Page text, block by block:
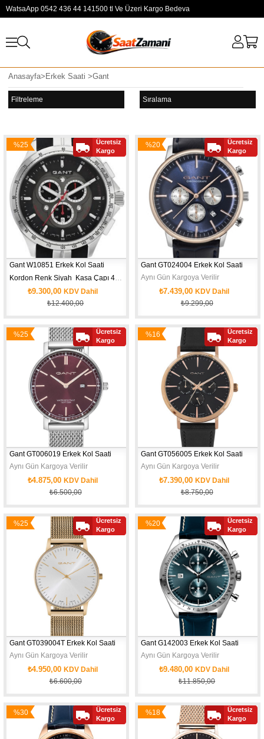
WatsaApp 0542 436 44 141500 tl Ve Üzeri Kargo Bedeva
Anasayfa> Erkek Saati >Gant
Filtreleme Sıralama
Gant W10851 Erkek Kol Saati
Kordon Renk Siyah Kasa Çapı 42 mm Su Geçirmezlik  100 mt
₺9.300,00 KDV Dahil
₺12.400,00
%25
İndirim
Ücretsiz
Kargo
Gant GT024004 Erkek Kol Saati
Aynı Gün Kargoya Verilir
₺7.439,00 KDV Dahil
₺9.299,00
%20
Ücretsiz
Kargo
Gant GT006019 Erkek Kol Saati
Aynı Gün Kargoya Verilir
₺4.875,00 KDV Dahil
₺6.500,00
%25
Ücretsiz
Kargo
Gant GT056005 Erkek Kol Saati
Aynı Gün Kargoya Verilir
₺7.390,00 KDV Dahil
₺8.750,00
%16
Ücretsiz
Kargo
Yeni
Gant GT039004T Erkek Kol Saati
Aynı Gün Kargoya Verilir
₺4.950,00 KDV Dahil
₺6.600,00
%25
Ücretsiz
Kargo
Yeni
Gant G142003 Erkek Kol Saati
Aynı Gün Kargoya Verilir
₺9.480,00 KDV Dahil
₺11.850,00
%20
Ücretsiz
Kargo
%30
Ücretsiz
Kargo
%18
Ücretsiz
Kargo